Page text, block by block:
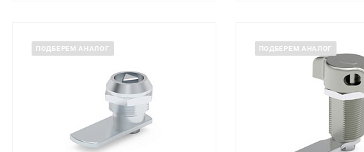
ПОДБЕРЕМ АНАЛОГ ПОДБЕРЕМ АНАЛОГ